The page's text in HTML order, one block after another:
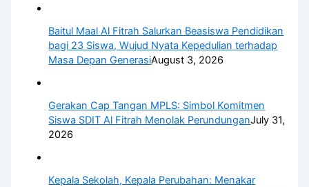
Baitul Maal Al Fitrah Salurkan Beasiswa Pendidikan
bagi 23 Siswa, Wujud Nyata Kepedulian terhadap
Masa Depan GenerasiAugust 3, 2026
Gerakan Cap Tangan MPLS: Simbol Komitmen
Siswa SDIT Al Fitrah Menolak PerundunganJuly 31,
2026
Kepala Sekolah, Kepala Perubahan: Menakar